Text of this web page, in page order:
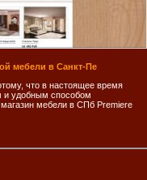
мебели в Санкт-Пе
что в настоящее время
и удобным способом
мебели в СПб Premiere